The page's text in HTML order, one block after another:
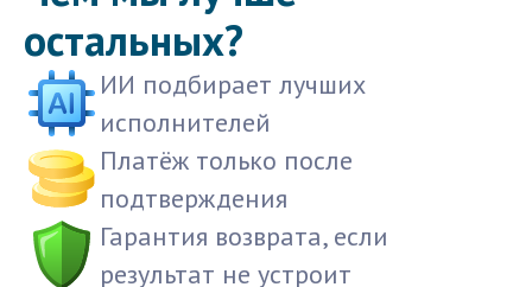
остальных?
ИИ подбирает лучших
исполнителей
Платёж только после
подтверждения
Гарантия возврата, если
результат не устроит